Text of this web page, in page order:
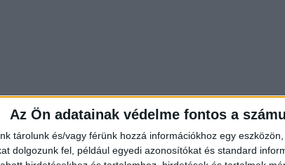
Az Ön adatainak védelme fontos a
tárolunk és/vagy férünk hozzá információkhoz egy
dolgozunk fel, például egyedi azonosítókat és standard